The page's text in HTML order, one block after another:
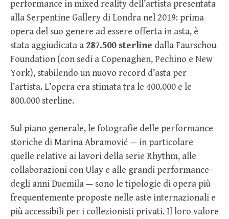
performance in mixed reality dell’artista presentata
alla Serpentine Gallery di Londra nel 2019: prima
opera del suo genere ad essere offerta in asta, è
stata aggiudicata a 287.500 sterline dalla Faurschou
Foundation (con sedi a Copenaghen, Pechino e New
York), stabilendo un nuovo record d’asta per
l’artista. L’opera era stimata tra le 400.000 e le
800.000 sterline.
Sul piano generale, le fotografie delle performance
storiche di Marina Abramović — in particolare
quelle relative ai lavori della serie Rhythm, alle
collaborazioni con Ulay e alle grandi performance
degli anni Duemila — sono le tipologie di opera più
frequentemente proposte nelle aste internazionali e
più accessibili per i collezionisti privati. Il loro valore